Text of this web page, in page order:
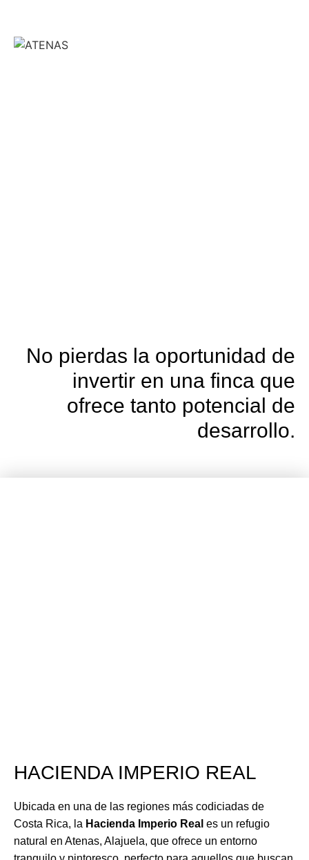
No pierdas la oportunidad de
invertir en una finca que
ofrece tanto potencial de
desarrollo.
HACIENDA IMPERIO REAL
Ubicada en una de las regiones más codiciadas de
Costa Rica, la Hacienda Imperio Real es un refugio
natural en Atenas, Alajuela, que ofrece un entorno